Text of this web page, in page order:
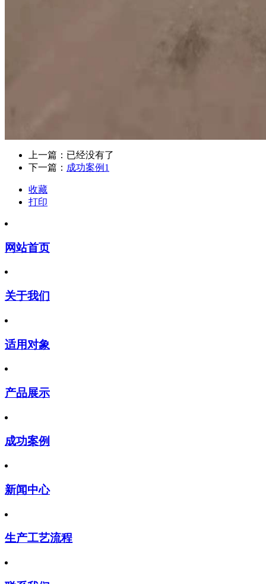
上一篇：已经没有了
下一篇： 成功案例1
收藏
打印
网站首页
关于我们
适用对象
产品展示
成功案例
新闻中心
生产工艺流程